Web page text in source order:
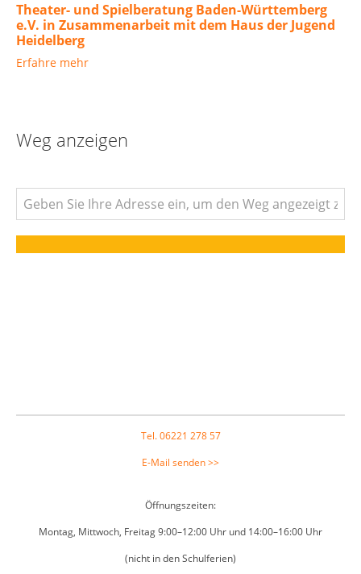
Theater- und Spielberatung Baden-Württemberg
e.V. in Zusammenarbeit mit dem Haus der Jugend
Heidelberg
Erfahre mehr
Weg anzeigen
Tel. 06221 278 57
E-Mail senden >>
Öffnungszeiten:
Montag, Mittwoch, Freitag 9:00–12:00 Uhr und 14:00–16:00 Uhr
(nicht in den Schulferien)